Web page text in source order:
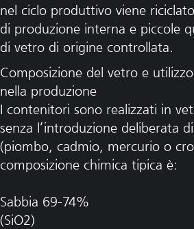
nel ciclo produttivo viene
di produzione interna e piccole
di vetro di origine controllata.
Composizione del vetro e
nella produzione
I contenitori sono realizzati in
senza l’introduzione deliberata
(piombo, cadmio, mercurio o
composizione chimica tipica è:
Sabbia 69-74%
(SiO2)